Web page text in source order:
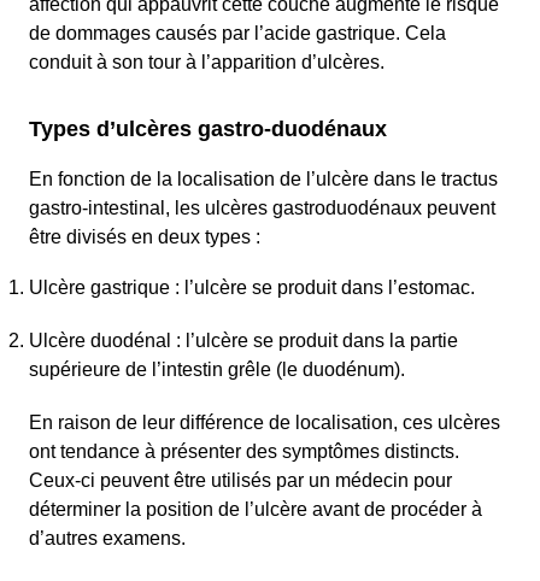
de dommages causés par l’acide gastrique. Cela
conduit à son tour à l’apparition d’ulcères.
Types d’ulcères gastro-duodénaux
En fonction de la localisation de l’ulcère dans le tractus
gastro-intestinal, les ulcères gastroduodénaux peuvent
être divisés en deux types :
Ulcère gastrique : l’ulcère se produit dans l’estomac.
Ulcère duodénal : l’ulcère se produit dans la partie
supérieure de l’intestin grêle (le duodénum).
En raison de leur différence de localisation, ces ulcères
ont tendance à présenter des symptômes distincts.
Ceux-ci peuvent être utilisés par un médecin pour
déterminer la position de l’ulcère avant de procéder à
d’autres examens.